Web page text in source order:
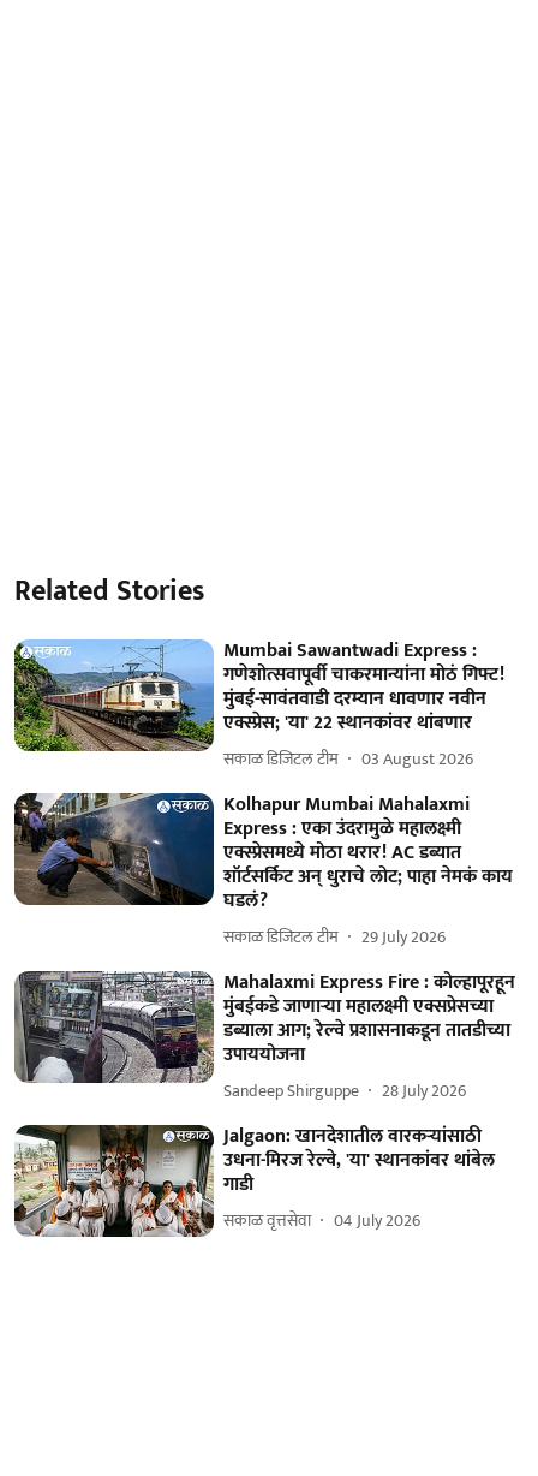
Related Stories
Mumbai Sawantwadi Express :
गणेशोत्सवापूर्वी चाकरमान्यांना मोठं गिफ्ट!
मुंबई-सावंतवाडी दरम्यान धावणार नवीन
एक्स्प्रेस; 'या' 22 स्थानकांवर थांबणार
सकाळ डिजिटल टीम 03 August 2026
Kolhapur Mumbai Mahalaxmi
Express : एका उंदरामुळे महालक्ष्मी
एक्स्प्रेसमध्ये मोठा थरार! AC डब्यात
शॉर्टसर्किट अन् धुराचे लोट; पाहा नेमकं काय
घडलं?
सकाळ डिजिटल टीम 29 July 2026
Mahalaxmi Express Fire : कोल्हापूरहून
मुंबईकडे जाणाऱ्या महालक्ष्मी एक्सप्रेसच्या
डब्याला आग; रेल्वे प्रशासनाकडून तातडीच्या
उपाययोजना
Sandeep Shirguppe 28 July 2026
Jalgaon: खानदेशातील वारकऱ्यांसाठी
उधना-मिरज रेल्वे, 'या' स्थानकांवर थांबेल
गाडी
सकाळ वृत्तसेवा 04 July 2026